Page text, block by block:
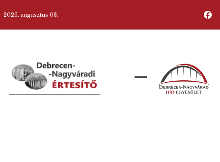
2026. augusztus 08.